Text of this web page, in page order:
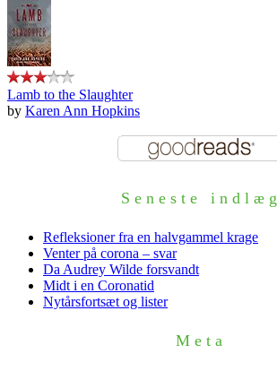
Lamb to the Slaughter
by Karen Ann Hopkins
Seneste indlæg
Refleksioner fra en halvgammel krage
Venter på corona – svar
Da Audrey Wilde forsvandt
Midt i en Coronatid
Nytårsfortsæt og lister
Meta